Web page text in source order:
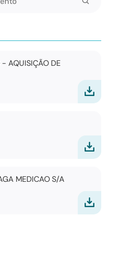
- AQUISIÇÃO DE
MEDICAO S/A